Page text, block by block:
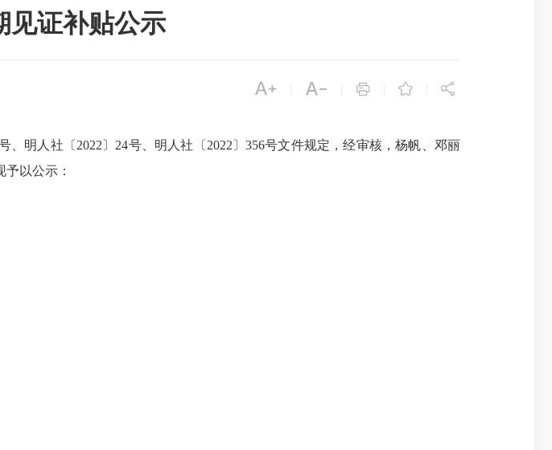
见证补贴公示
    
明人社〔2022〕24号、明人社〔2022〕356号文件规定，经审核，杨帆、邓丽
以公示：